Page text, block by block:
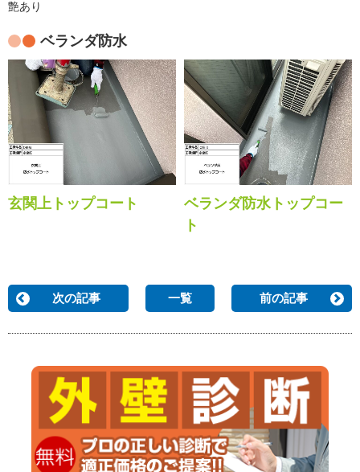
艶あり
ベランダ防水
玄関上トップコート
ベランダ防水トップコー
ト
次の記事 一覧 前の記事